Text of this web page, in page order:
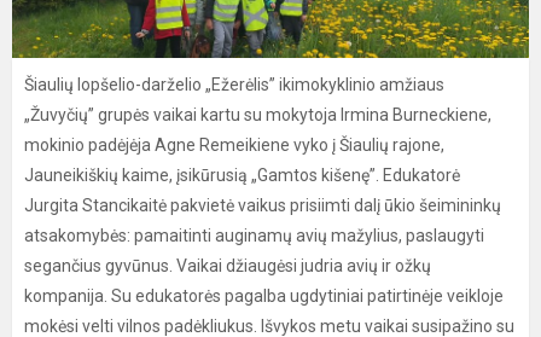
Šiaulių lopšelio-darželio „Ežerėlis” ikimokyklinio amžiaus
„Žuvyčių” grupės vaikai kartu su mokytoja Irmina Burneckiene,
mokinio padėjėja Agne Remeikiene vyko į Šiaulių rajone,
Jauneikiškių kaime, įsikūrusią „Gamtos kišenę”. Edukatorė
Jurgita Stancikaitė pakvietė vaikus prisiimti dalį ūkio šeimininkų
atsakomybės: pamaitinti auginamų avių mažylius, paslaugyti
segančius gyvūnus. Vaikai džiaugėsi judria avių ir ožkų
kompanija. Su edukatorės pagalba ugdytiniai patirtinėje veikloje
mokėsi velti vilnos padėkliukus. Išvykos metu vaikai susipažino su